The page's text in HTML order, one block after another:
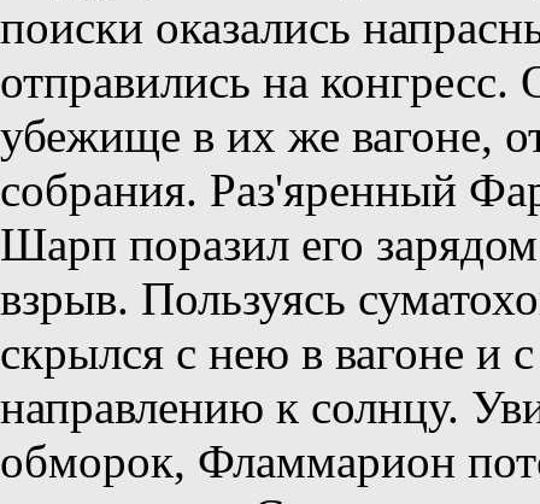
поиски оказались
отправились на
убежище в их же вагоне,
собрания. Раз'яренный
Шарп поразил его
взрыв. Пользуясь
скрылся с нею в вагоне и
направлению к солнцу.
обморок, Фламмарион